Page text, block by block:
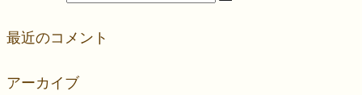
最近のコメント
アーカイブ